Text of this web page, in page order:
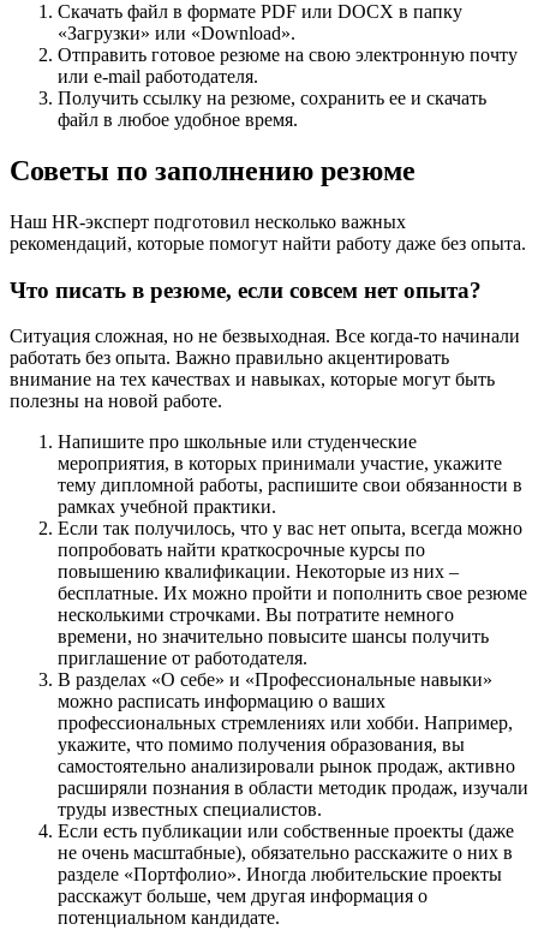
Скачать файл в формате PDF или DOCX в папку
«Загрузки» или «Download».
Отправить готовое резюме на свою электронную почту
или e-mail работодателя.
Получить ссылку на резюме, сохранить ее и скачать
файл в любое удобное время.
Советы по заполнению резюме
Наш HR-эксперт подготовил несколько важных
рекомендаций, которые помогут найти работу даже без опыта.
Что писать в резюме, если совсем нет опыта?
Ситуация сложная, но не безвыходная. Все когда-то начинали
работать без опыта. Важно правильно акцентировать
внимание на тех качествах и навыках, которые могут быть
полезны на новой работе.
Напишите про школьные или студенческие
мероприятия, в которых принимали участие, укажите
тему дипломной работы, распишите свои обязанности в
рамках учебной практики.
Если так получилось, что у вас нет опыта, всегда можно
попробовать найти краткосрочные курсы по
повышению квалификации. Некоторые из них –
бесплатные. Их можно пройти и пополнить свое резюме
несколькими строчками. Вы потратите немного
времени, но значительно повысите шансы получить
приглашение от работодателя.
В разделах «О себе» и «Профессиональные навыки»
можно расписать информацию о ваших
профессиональных стремлениях или хобби. Например,
укажите, что помимо получения образования, вы
самостоятельно анализировали рынок продаж, активно
расширяли познания в области методик продаж, изучали
труды известных специалистов.
Если есть публикации или собственные проекты (даже
не очень масштабные), обязательно расскажите о них в
разделе «Портфолио». Иногда любительские проекты
расскажут больше, чем другая информация о
потенциальном кандидате.